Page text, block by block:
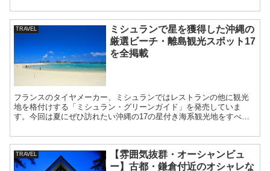
TRAVEL
ミシュランで星を獲得した沖縄の
厳選ビーチ・離島観光スポット17
を全掲載
フランスのタイヤメーカー、ミシュランではレストランの他に観光
地を格付けする「ミシュラン・グリーンガイド」を発売していま
す。今回は夏にぜひ訪れたい沖縄の17の星付き海系観光地をすべて
TRAVEL
【雰囲気抜群・オーシャンビュ
ー】古都・鎌倉付近のオシャレな